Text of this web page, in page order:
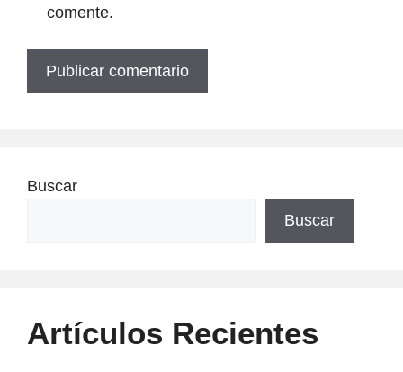
comente.
Buscar
Buscar
Artículos Recientes